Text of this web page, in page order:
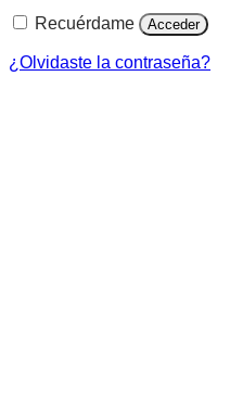
Recuérdame Acceder
¿Olvidaste la contraseña?